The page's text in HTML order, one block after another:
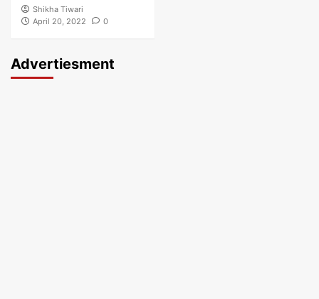
Shikha Tiwari
April 20, 2022
0
Advertiesment